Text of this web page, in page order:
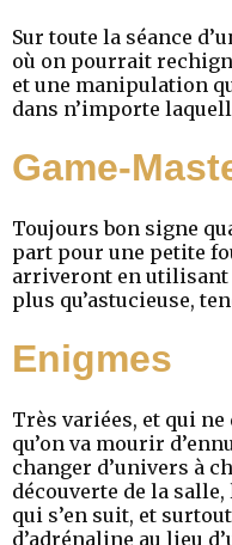
Sur toute la séance
où on pourrait
et une manipulation
dans n’importe
Game-
Toujours bon signe
part pour une petite
arriveront en utilisant
plus qu’astucieuse,
Enigmes
Très variées, et qui
qu’on va mourir
changer d’univers à
découverte de la
qui s’en suit, et
d’adrénaline au lieu